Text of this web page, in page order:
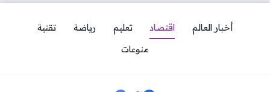
أخبار العالم اقتصاد تعليم رياضة
تقنية
منوعات